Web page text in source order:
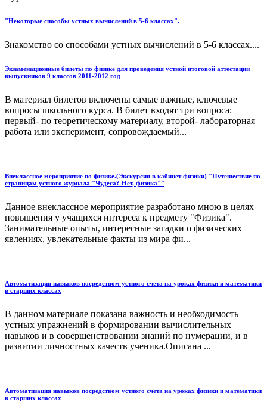
"Некоторые способы устных вычислений в 5-6 классах".
Знакомство со способами устных вычислений в 5-6 классах....
Экзаменационные билеты по физике для проведения устной итоговой аттестации
выпускников 9 классов 2011-2012 год
В материал билетов включены самые важные, ключевые
вопросы школьного курса. В билет входят три вопроса:
первый- по теоретическому материалу, второй- лабораторная
работа или эксперимент, сопровождаемый...
Внеклассное мероприятие по физике.(Экскурсия в кабинет физики) "Путешествие по
страницам устного журнала "Чудеса? Нет, физика""
Данное внеклассное мероприятие разработано мною в целях
повышения у учащихся интереса к предмету "Физика".
Занимательные опыты, интересные загадки о физических
явлениях, увлекательные факты из мира фи...
Автоматизация навыков посредством устного счета на уроках физики и математики
в старших классах
В данном материале показана важность и необходимость
устных упражнений в формировании вычислительных
навыков и в совершенствовании знаний по нумерации, и в
развитии личностных качеств ученика.Описана ...
Автоматизация навыков посредством устного счета на уроках физики и математики
в старших классах